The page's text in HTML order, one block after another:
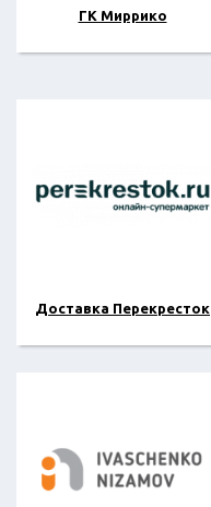
ГК Миррико
Доставка Перекресток